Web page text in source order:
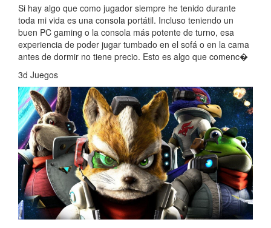
Si hay algo que como jugador siempre he tenido durante
toda mi vida es una consola portátil. Incluso teniendo un
buen PC gaming o la consola más potente de turno, esa
experiencia de poder jugar tumbado en el sofá o en la cama
antes de dormir no tiene precio. Esto es algo que comenc�
3d Juegos